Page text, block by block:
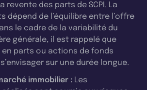
revente des parts de SCPI. La
dépend de l’équilibre entre l’offre
le cadre de la variabilité du
générale, il est rappelé que
en parts ou actions de fonds
sur une durée longue.
immobilier : Les